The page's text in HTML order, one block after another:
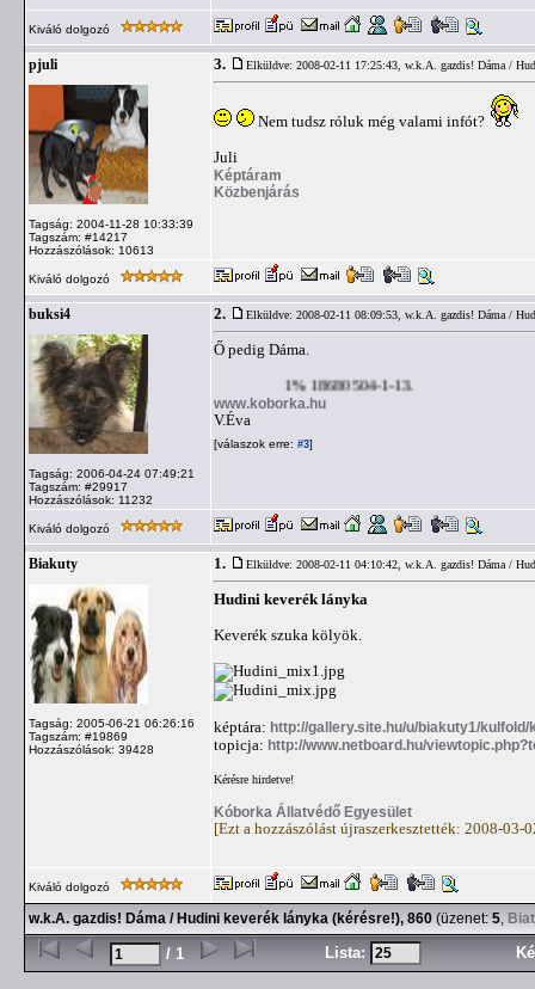
Kiváló dolgozó
pjuli
Tagság: 2004-11-28 10:33:39
Tagszám: #14217
Hozzászólások: 10613
3. Elküldve: 2008-02-11 17:25:43, w.k.A. gazdis! Dáma /
Nem tudsz róluk még valami infót?
Juli
Képtáram
Közbenjárás
Kiváló dolgozó
buksi4
Tagság: 2006-04-24 07:49:21
Tagszám: #29917
Hozzászólások: 11232
2. Elküldve: 2008-02-11 08:09:53, w.k.A. gazdis! Dáma /
Ő pedig Dáma.
1% 18680504-1-13.
www.koborka.hu
V.Éva
[válaszok erre: #3]
Kiváló dolgozó
Biakuty
Tagság: 2005-06-21 06:26:16
Tagszám: #19869
Hozzászólások: 39428
1. Elküldve: 2008-02-11 04:10:42, w.k.A. gazdis! Dáma /
Hudini keverék lányka
Keverék szuka kölyök.
képtára: http://gallery.site.hu/u/biakuty1/
topicja: http://www.netboard.hu/
Kérésre hirdetve!
Kóborka Állatvédő Egyesület
[Ezt a hozzászólást újraszerkesztették: 2008-03-
Kiváló dolgozó
w.k.A. gazdis! Dáma / Hudini keverék lányka (kérésre!), 860 (üzenet: 5,
/ 1 Lista: